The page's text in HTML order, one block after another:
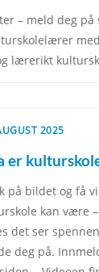
– meld deg på
lærerikt
2025
er
på bildet og få
kan være
det ser
deg på.